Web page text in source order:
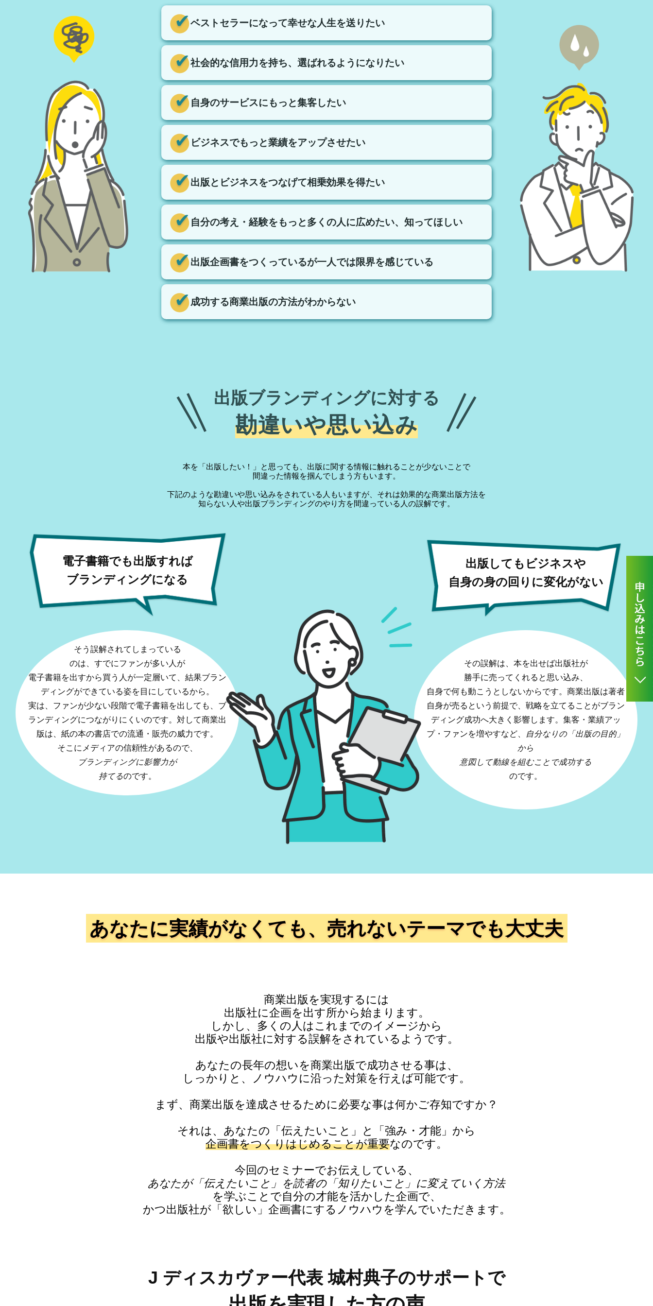
ベストセラーになって幸せな人生を送りたい
社会的な信用力を持ち、選ばれるようになりたい
自身のサービスにもっと集客したい
ビジネスでもっと業績をアップさせたい
出版とビジネスをつなげて相乗効果を得たい
自分の考え・経験をもっと多くの人に広めたい、知ってほしい
出版企画書をつくっているが一人では限界を感じている
成功する商業出版の方法がわからない
出版ブランディングに対する
勘違いや思い込み
本を「出版したい！」と思っても、出版に関する情報に触れることが少ないことで
間違った情報を掴んでしまう方もいます。
下記のような勘違いや思い込みをされている人もいますが、それは効果的な商業出版方法を
知らない人や出版ブランディングのやり方を間違っている人の誤解です。
電子書籍でも出版すれば
ブランディングになる
そう誤解されてしまっている
のは、すでにファンが多い人が
電子書籍を出すから買う人が一定層いて、結果ブラン
ディングができている姿を目にしているから。
実は、ファンが少ない段階で電子書籍を出しても、ブ
ランディングにつながりにくいのです。対して商業出
版は、紙の本の書店での流通・販売の威力です。
そこに メディアの信頼性があるので、
ブランディングに影響力が
持てるのです。
出版してもビジネスや
自身の身の回りに変化がない
その誤解は、本を出せば出版社が
勝手に売ってくれると思い込み、
自身で何も動こうとしないからです。 商業出版は著者
自身が売るという前提で、戦略を立てることがブラン
ディング成功へ大きく影響します。 集客・業績アッ
プ・ファンを増やすなど、
自分なりの「出版の目的」
から
意図して動線を組むことで成功する
のです。
あなたに実績がなくても、 売れないテーマでも大丈夫
商業出版を実現するには
出版社に企画を出す所から始まります。
しかし、多くの人はこれまでのイメージから
出版や出版社に対する誤解をされているようです。
あなたの長年の想いを商業出版で成功させる事は、
しっかりと、ノウハウに沿った対策を行えば可能です。
まず、商業出版を達成させるために必要な事は何かご存知ですか？
それは、あなたの「伝えたいこと」と「強み・才能」から
企画書をつくりはじめることが重要なのです。
今回のセミナーでお伝えしている、
あなたが「伝えたいこと」を読者の「知りたいこと」に変えていく方法
を学ぶことで自分の才能を活かした企画で、
かつ出版社が「欲しい」企画書にするノウハウを学んでいただきます。
J ディスカヴァー代表城村典子のサポートで